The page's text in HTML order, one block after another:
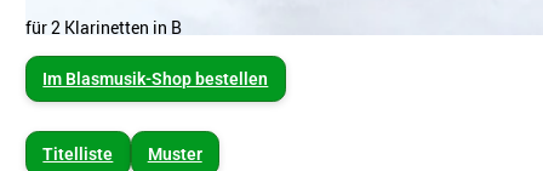
für 2 Klarinetten in B
Im Blasmusik-Shop bestellen
Titelliste Muster